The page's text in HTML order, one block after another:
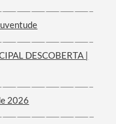
DESCOBERTA |
2026